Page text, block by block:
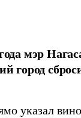
мэр
город
указал